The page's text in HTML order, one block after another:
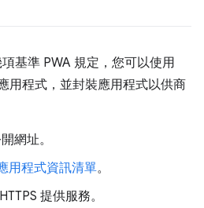
基準 PWA 規定，您可以使用
用程式，並封裝應用程式以供商
網址。
用程式資訊清單。
提供服務。